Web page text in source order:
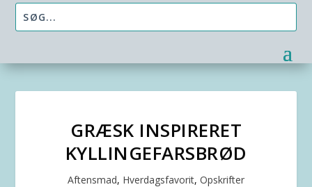
GRÆSK INSPIRERET
KYLLINGEFARSBRØD
Aftensmad, Hverdagsfavorit, Opskrifter